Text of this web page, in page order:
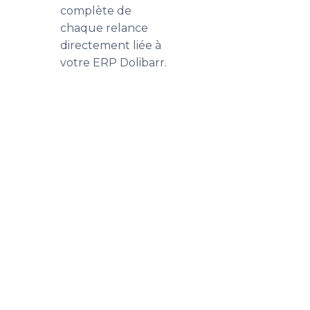
complète de
chaque relance
directement liée à
votre ERP Dolibarr.